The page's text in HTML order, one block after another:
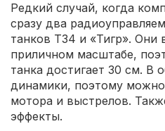
Редкий случай, когда
сразу два
танков Т34 и «Тигр». Они
приличном масштабе,
танка достигает 30 см. В
динамики, поэтому можно
мотора и выстрелов.
эффекты.